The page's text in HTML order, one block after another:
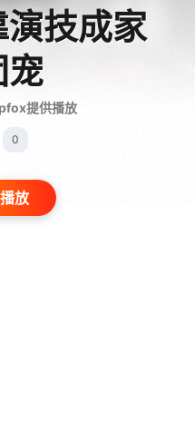
技成家
宠
提供播放
0
放